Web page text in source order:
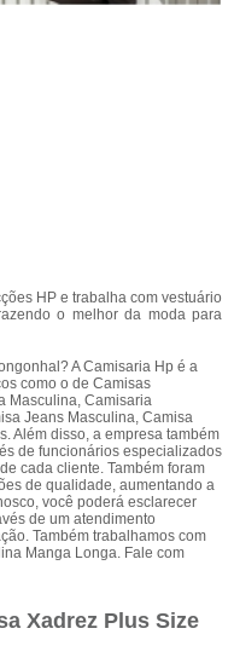
HP e trabalha com vestuário
o melhor da moda para
A Camisaria Hp é a
como o de Camisas
Masculina, Camisaria
Jeans Masculina, Camisa
Além disso, a empresa também
de funcionários especializados
cada cliente. Também foram
de qualidade, aumentando a
você poderá esclarecer
de um atendimento
Também trabalhamos com
Manga Longa. Fale com
Xadrez Plus Size